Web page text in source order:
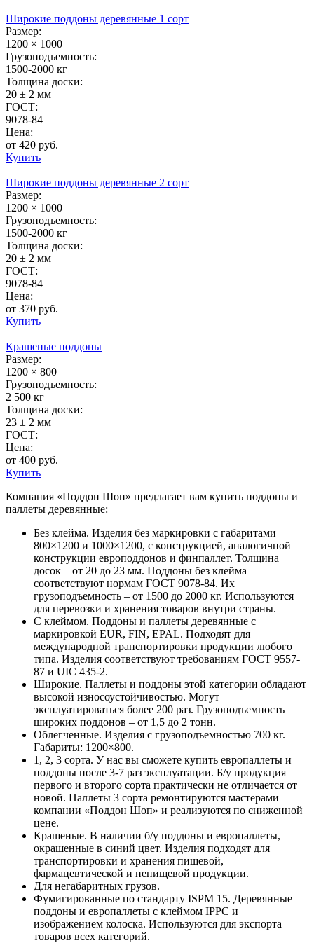
Широкие поддоны деревянные 1 сорт
Размер:
1200 × 1000
Грузоподъемность:
1500-2000 кг
Толщина доски:
20 ± 2 мм
ГОСТ:
9078-84
Цена:
от 420 руб.
Купить
Широкие поддоны деревянные 2 сорт
Размер:
1200 × 1000
Грузоподъемность:
1500-2000 кг
Толщина доски:
20 ± 2 мм
ГОСТ:
9078-84
Цена:
от 370 руб.
Купить
Крашеные поддоны
Размер:
1200 × 800
Грузоподъемность:
2 500 кг
Толщина доски:
23 ± 2 мм
ГОСТ:
Цена:
от 400 руб.
Купить
Компания «Поддон Шоп» предлагает вам купить поддоны и
паллеты деревянные:
Без клейма. Изделия без маркировки с габаритами
800×1200 и 1000×1200, с конструкцией, аналогичной
конструкции европоддонов и финпаллет. Толщина
досок – от 20 до 23 мм. Поддоны без клейма
соответствуют нормам ГОСТ 9078-84. Их
грузоподъемность – от 1500 до 2000 кг. Используются
для перевозки и хранения товаров внутри страны.
С клеймом. Поддоны и паллеты деревянные с
маркировкой EUR, FIN, EPAL. Подходят для
международной транспортировки продукции любого
типа. Изделия соответствуют требованиям ГОСТ 9557-
87 и UIC 435-2.
Широкие. Паллеты и поддоны этой категории обладают
высокой износоустойчивостью. Могут
эксплуатироваться более 200 раз. Грузоподъемность
широких поддонов – от 1,5 до 2 тонн.
Облегченные. Изделия с грузоподъемностью 700 кг.
Габариты: 1200×800.
1, 2, 3 сорта. У нас вы сможете купить европаллеты и
поддоны после 3-7 раз эксплуатации. Б/у продукция
первого и второго сорта практически не отличается от
новой. Паллеты 3 сорта ремонтируются мастерами
компании «Поддон Шоп» и реализуются по сниженной
цене.
Крашеные. В наличии б/у поддоны и европаллеты,
окрашенные в синий цвет. Изделия подходят для
транспортировки и хранения пищевой,
фармацевтической и непищевой продукции.
Для негабаритных грузов.
Фумигированные по стандарту ISPM 15. Деревянные
поддоны и европаллеты с клеймом IPPC и
изображением колоска. Используются для экспорта
товаров всех категорий.